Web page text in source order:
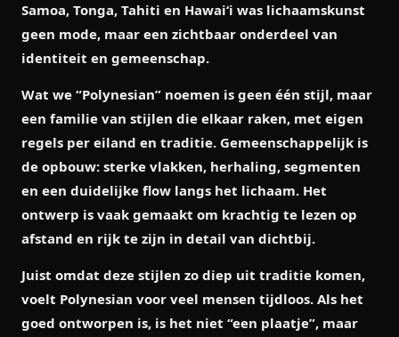
Samoa, Tonga, Tahiti en Hawai‘i was lichaamskunst
geen mode, maar een zichtbaar onderdeel van
identiteit en gemeenschap.
Wat we “Polynesian” noemen is geen één stijl, maar
een familie van stijlen die elkaar raken, met eigen
regels per eiland en traditie. Gemeenschappelijk is
de opbouw: sterke vlakken, herhaling, segmenten
en een duidelijke flow langs het lichaam. Het
ontwerp is vaak gemaakt om krachtig te lezen op
afstand en rijk te zijn in detail van dichtbij.
Juist omdat deze stijlen zo diep uit traditie komen,
voelt Polynesian voor veel mensen tijdloos. Als het
goed ontworpen is, is het niet “een plaatje”, maar